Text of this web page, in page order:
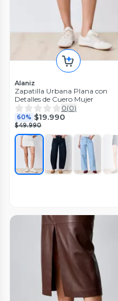
Alaniz
Zapatilla Urbana Plana con
Detalles de Cuero Mujer
0(0)
60% $19.990
$49.990